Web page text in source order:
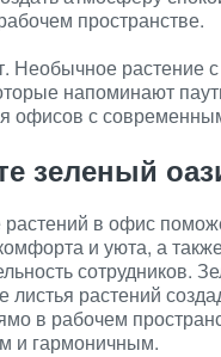
пространстве.
Необычное растение
напоминают
офисов с
зеленый
в офис
и уюта, а
сотрудников.
растений
в рабочем
и гармоничным.